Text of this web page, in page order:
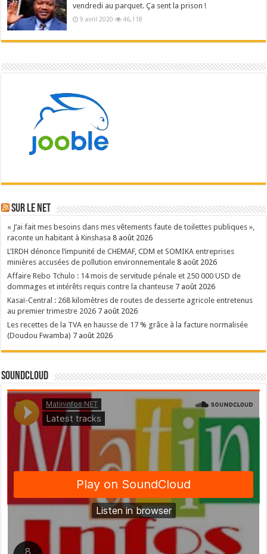
vendredi au parquet. Ça sent la prison !
9 avril 2020 46,118
Sur le NET
« J’ai fait mes besoins dans mes vêtements faute de toilettes publiques »,
raconte un habitant à Kinshasa 8 août 2026
L’IRDH dénonce l’impunité de CHEMAF, CDM et SOMIKA entreprises
minières accusées de pollution environnementale 8 août 2026
Affaire Rebo Tchulo : 14 mois de servitude pénale et 250 000 USD de
dommages et intérêts requis contre la chanteuse 7 août 2026
Kasaï-Central : 268 kilomètres de routes de desserte agricole entretenus
au premier trimestre 2026 7 août 2026
Les recettes de la TVA en hausse de 17 % grâce à la facture normalisée
(Doudou Fwamba) 7 août 2026
SoundCloud